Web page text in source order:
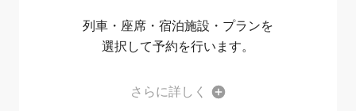
列車・座席・宿泊施設・プランを
選択して予約を行います。
さらに詳しく